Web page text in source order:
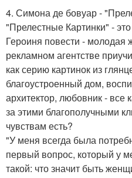
4. Симона де бовуар -
"Прелестные Картинки" -
Героиня повести - молодая
рекламном агентстве
как серию картинок из
благоустроенный дом,
архитектор, любовник - все
за этими благополучными
чувствам есть?
"У меня всегда была
первый вопрос, который у
такой: что значит быть